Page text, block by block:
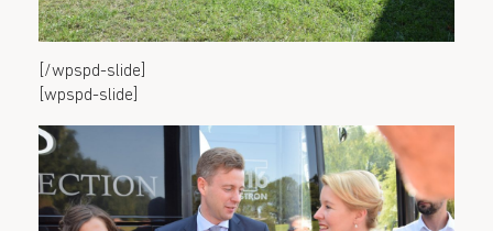
[/wpspd-slide]
[wpspd-slide]